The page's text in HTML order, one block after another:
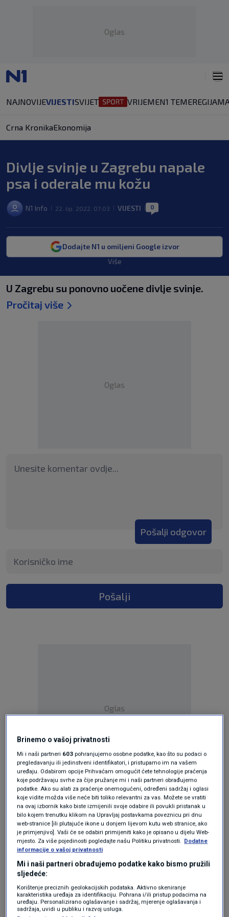
Oglas
NAJNOVIJEVIJESTISVIJET VRIJEMEN1 TEMEREGIJA
Crna KronikaEkonomija
Divlje svinje u Zagrebu napale
psa i oderale mu kožu
N1 Info 22. lip. 2022. 07:03 VIJESTI 0
Dodajte N1 u omiljeni Google izvor
Više
U Zagrebu su ponovno uočene divlje svinje.
Pročitaj više
Oglas
Pošalji odgovor
Pošalji
Oglas
Oglas
Brinemo o vašoj privatnosti
Mi i naši partneri 603 pohranjujemo osobne podatke, kao što su podaci o
pregledavanju ili jedinstveni identifikatori, i pristupamo im na vašem
uređaju. Odabirom opcije Prihvaćam omogućit ćete tehnologije praćenja
koje podržavaju svrhe za čije pružanje mi i naši partneri obrađujemo
podatke. Ako su alati za praćenje onemogućeni, određeni sadržaj i oglasi
koje vidite možda više neće biti toliko relevantni za vas. Možete se vratiti
na ovaj izbornik kako biste izmijenili svoje odabire ili povukli pristanak u
bilo kojem trenutku klikom na Upravljaj postavkama poveznicu pri dnu
web-stranice [ili plutajuće ikone u donjem lijevom kutu web stranice, ako
je primjenjivo]. Vaši će se odabiri primijeniti kako je opisano u dijelu Web-
mjesto. Za više pojedinosti pogledajte našu Politiku privatnosti. Dodatne
informacije o vašoj privatnosti
Mi i naši partneri obrađujemo podatke kako bismo pružili
sljedeće:
Korištenje preciznih geolokacijskih podataka. Aktivno skeniranje
karakteristika uređaja za identifikaciju. Pohrana i/ili pristup podacima na
uređaju. Personalizirano oglašavanje i sadržaj, mjerenje oglašavanja i
sadržaja, uvidi u publiku i razvoj usluga.